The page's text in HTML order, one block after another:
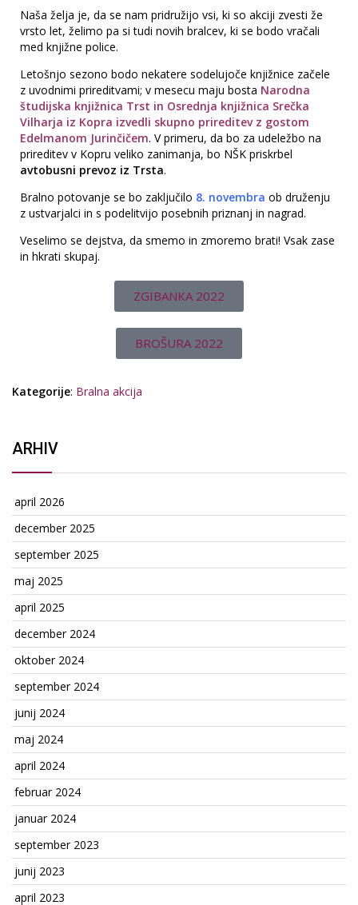
Naša želja je, da se nam pridružijo vsi, ki so akciji zvesti že
vrsto let, želimo pa si tudi novih bralcev, ki se bodo vračali
med knjižne police.
Letošnjo sezono bodo nekatere sodelujoče knjižnice začele
z uvodnimi prireditvami; v mesecu maju bosta Narodna
študijska knjižnica Trst in Osrednja knjižnica Srečka
Vilharja iz Kopra izvedli skupno prireditev z gostom
Edelmanom Jurinčičem. V primeru, da bo za udeležbo na
prireditev v Kopru veliko zanimanja, bo NŠK priskrbel
avtobusni prevoz iz Trsta.
Bralno potovanje se bo zaključilo 8. novembra ob druženju
z ustvarjalci in s podelitvijo posebnih priznanj in nagrad.
Veselimo se dejstva, da smemo in zmoremo brati! Vsak zase
in hkrati skupaj.
ZGIBANKA 2022
BROŠURA 2022
Kategorije: Bralna akcija
ARHIV
april 2026
december 2025
september 2025
maj 2025
april 2025
december 2024
oktober 2024
september 2024
junij 2024
maj 2024
april 2024
februar 2024
januar 2024
september 2023
junij 2023
april 2023